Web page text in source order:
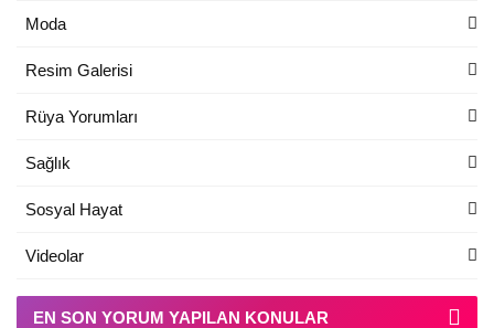
Moda
Resim Galerisi
Rüya Yorumları
Sağlık
Sosyal Hayat
Videolar
EN SON YORUM YAPILAN KONULAR